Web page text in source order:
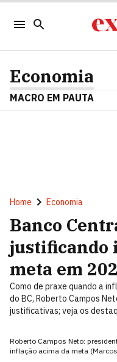
Economia
MACRO EM PAUTA
Home Economia
Banco
justificando
meta em
Como de praxe quando a
do BC, Roberto Campos
justificativas; veja os
Roberto Campos Neto:
inflação acima da meta